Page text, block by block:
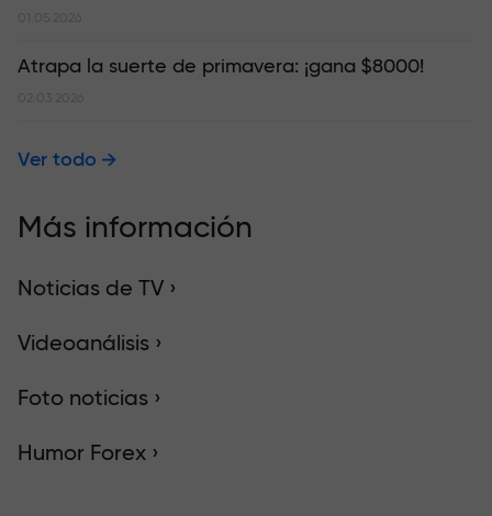
01.05.2026
Atrapa la suerte de primavera: ¡gana $8000!
02.03.2026
Ver todo
Más información
Noticias de TV ›
Videoanálisis ›
Foto noticias ›
Humor Forex ›